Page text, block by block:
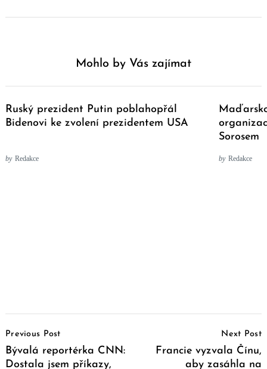
Mohlo by Vás zajímat
Ruský prezident Putin poblahopřál
Bidenovi ke zvolení prezidentem USA
by Redakce
Sorosem
by Redakce
Navigation
Previous Post
Bývalá reportérka CNN:
Dostala jsem příkazy,
Next Post
Francie vyzvala Čínu,
aby zasáhla na